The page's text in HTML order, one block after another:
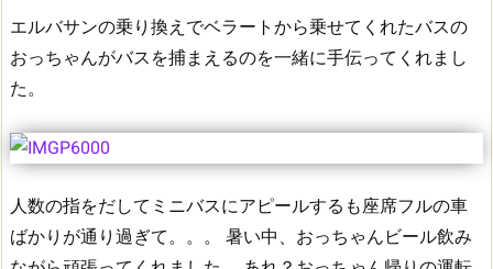
エルバサンの乗り換えでベラートから乗せてくれたバスの
おっちゃんがバスを捕まえるのを一緒に手伝ってくれまし
た。
人数の指をだしてミニバスにアピールするも座席フルの車
ばかりが通り過ぎて。。。
暑い中、おっちゃんビール飲み